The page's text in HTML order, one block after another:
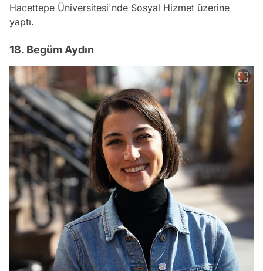
Hacettepe Üniversitesi'nde Sosyal Hizmet üzerine
yaptı.
18. Begüm Aydın